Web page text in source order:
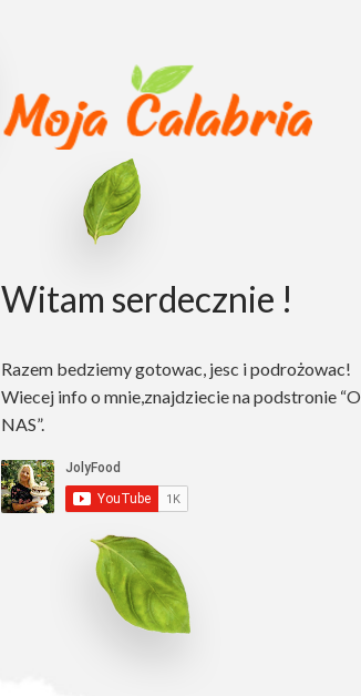
Witam serdecznie !
Razem bedziemy gotowac, jesc i podrożowac!
Wiecej info o mnie,znajdziecie na podstronie “O
NAS”.